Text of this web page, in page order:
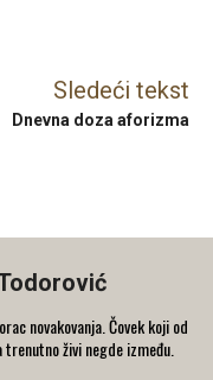
Sledeći tekst
Dnevna doza aforizma
novakovanja. Čovek koji od
živi negde između.